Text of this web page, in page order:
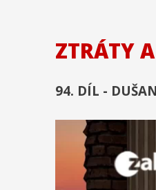
ZTRÁTY
94. DÍL -